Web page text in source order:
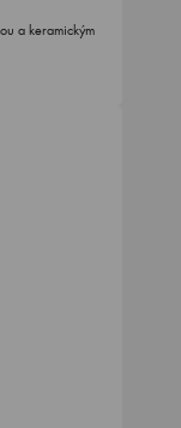
a keramickým